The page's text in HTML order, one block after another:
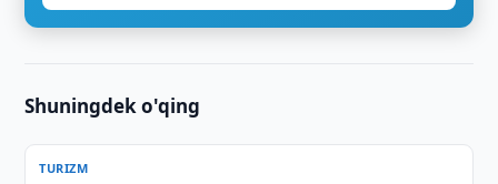
Shuningdek o'qing
TURIZM